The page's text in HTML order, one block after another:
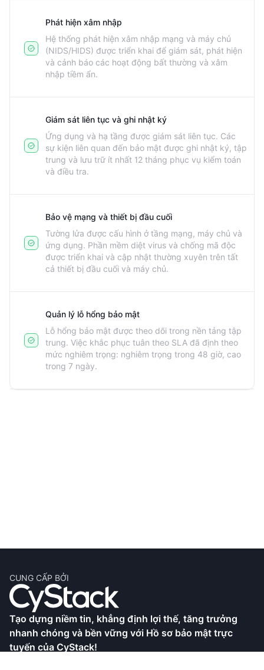
Phát hiện xâm nhập
Hệ thống phát hiện xâm nhập mạng và máy chủ
(NIDS/HIDS) được triển khai để giám sát, phát hiện
và cảnh báo các hoạt động bất thường và xâm
nhập tiềm ẩn.
Giám sát liên tục và ghi nhật ký
Ứng dụng và hạ tầng được giám sát liên tục. Các
sự kiện liên quan đến bảo mật được ghi nhật ký, tập
trung và lưu trữ ít nhất 12 tháng phục vụ kiểm toán
và điều tra.
Bảo vệ mạng và thiết bị đầu cuối
Tường lửa được cấu hình ở tầng mạng, máy chủ và
ứng dụng. Phần mềm diệt virus và chống mã độc
được triển khai và cập nhật thường xuyên trên tất
cả thiết bị đầu cuối và máy chủ.
Quản lý lỗ hổng bảo mật
Lỗ hổng bảo mật được theo dõi trong nền tảng tập
trung. Việc khắc phục tuân theo SLA đã định theo
mức nghiêm trọng: nghiêm trọng trong 48 giờ, cao
trong 7 ngày.
CUNG CẤP BỞI
Tạo dựng niềm tin, khẳng định lợi thế, tăng trưởng
nhanh chóng và bền vững với Hồ sơ bảo mật trực
tuyến của CyStack!